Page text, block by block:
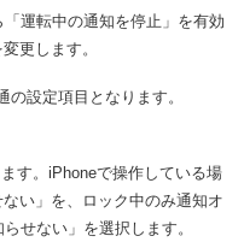
運転中の通知を停止」を有効
更します。
設定項目となります。
す。iPhoneで操作している場
い」を、ロック中のみ通知オ
せない」を選択します。